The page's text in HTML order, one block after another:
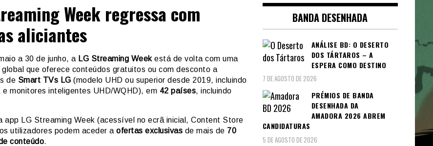
Week regressa com
aliciantes
a 30 de junho, a LG Streaming Weekestá de volta com uma
global que oferece conteúdos gratuitos ou com desconto a
de Smart TVs LG (modelo UHD ou superior desde 2019, incluindo
e monitores inteligentes UHD/WQHD), em 42 países, incluindo
app LG Streaming Week (acessível no ecrã inicial, Content Store
utilizadores podem aceder a ofertas exclusivas de mais de 70
conteúdo.
BANDA DESENHADA
ANÁLISE BD: O DESERTO
DOS TÁRTAROS – A
ESPERA COMO DESTINO
7 DE AGOSTO DE 2026
PRÉMIOS DE BANDA
DESENHADA DA
AMADORA 2026 ABREM
CANDIDATURAS
5 DE AGOSTO DE 2026